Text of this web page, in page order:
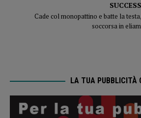
Cade col monopattino e batte la
soccorsa in
LA TUA PUBBLICITÀ